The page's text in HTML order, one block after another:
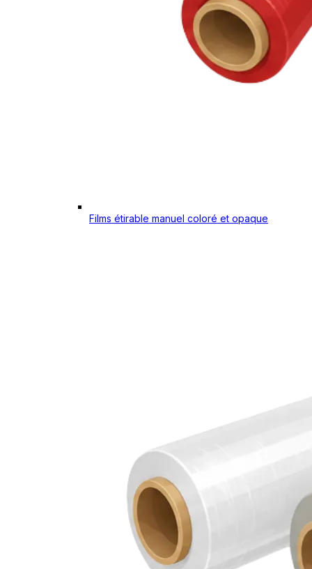
Films étirable manuel coloré et opaque